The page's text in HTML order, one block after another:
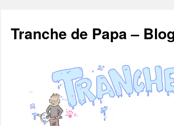
contenu
Tranche de Papa –